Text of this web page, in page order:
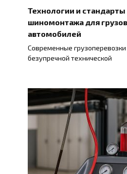
Технологии и
шиномонтажа для
автомобилей
Современные
безупречной технической